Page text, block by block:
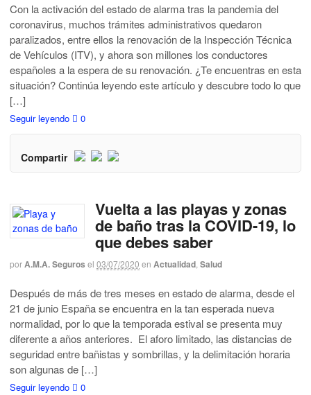
Con la activación del estado de alarma tras la pandemia del
coronavirus, muchos trámites administrativos quedaron
paralizados, entre ellos la renovación de la Inspección Técnica
de Vehículos (ITV), y ahora son millones los conductores
españoles a la espera de su renovación. ¿Te encuentras en esta
situación? Continúa leyendo este artículo y descubre todo lo que
[…]
Seguir leyendo 0
Compartir
Vuelta a las playas y zonas
de baño tras la COVID-19, lo
que debes saber
porA.M.A. Seguros el 03/07/2020 en Actualidad Salud
Después de más de tres meses en estado de alarma, desde el
21 de junio España se encuentra en la tan esperada nueva
normalidad, por lo que la temporada estival se presenta muy
diferente a años anteriores. El aforo limitado, las distancias de
seguridad entre bañistas y sombrillas, y la delimitación horaria
son algunas de […]
Seguir leyendo 0